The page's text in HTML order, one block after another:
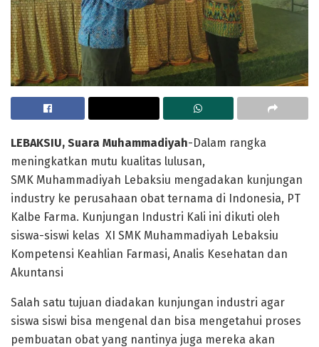
LEBAKSIU, Suara Muhammadiyah-Dalam rangka
meningkatkan mutu kualitas lulusan,
SMK Muhammadiyah Lebaksiu mengadakan kunjungan
industry ke perusahaan obat ternama di Indonesia, PT
Kalbe Farma. Kunjungan Industri Kali ini dikuti oleh
siswa-siswi kelas XI SMK Muhammadiyah Lebaksiu
Kompetensi Keahlian Farmasi, Analis Kesehatan dan
Akuntansi
Salah satu tujuan diadakan kunjungan industri agar
siswa siswi bisa mengenal dan bisa mengetahui proses
pembuatan obat yang nantinya juga mereka akan